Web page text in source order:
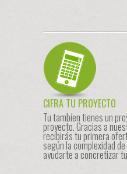
CIFRA TU PROYECTO
Tu tambíen tienes un
proyecto. Gracias a
recibirás tu primera
según la complexidad
ayudarte a concretizar